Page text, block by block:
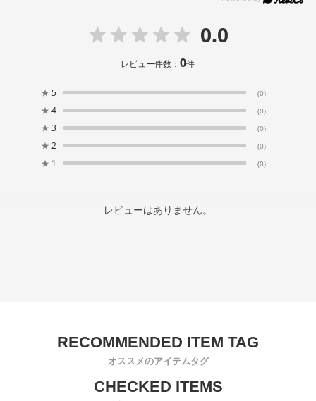
0.0
レビュー件数：0件
★ 5 (0)
★ 4 (0)
★ 3 (0)
★ 2 (0)
★ 1 (0)
レビューはありません。
オススメのアイテムタグ